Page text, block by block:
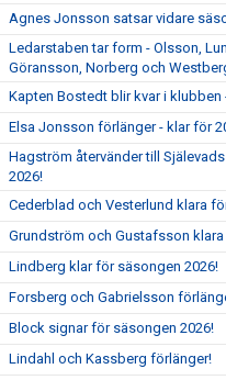
Agnes Jonsson satsar vidare
Ledarstaben tar form - Olsson,
Göransson, Norberg och
Kapten Bostedt blir kvar i
Elsa Jonsson förlänger - klar för
Hagström återvänder till
2026!
Cederblad och Vesterlund klara
Grundström och Gustafsson
Lindberg klar för säsongen 2026!
Forsberg och Gabrielsson
Block signar för säsongen 2026!
Lindahl och Kassberg förlänger!